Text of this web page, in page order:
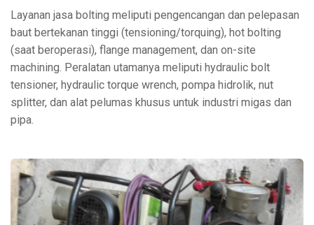
Layanan jasa bolting meliputi pengencangan dan pelepasan
baut bertekanan tinggi (tensioning/torquing), hot bolting
(saat beroperasi), flange management, dan on-site
machining. Peralatan utamanya meliputi hydraulic bolt
tensioner, hydraulic torque wrench, pompa hidrolik, nut
splitter, dan alat pelumas khusus untuk industri migas dan
pipa.